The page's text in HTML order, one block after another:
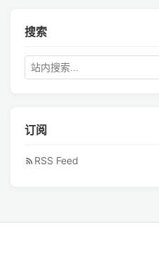
搜索
订阅
RSS Feed